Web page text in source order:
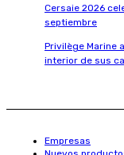
Cersaie 2026
septiembre
Privilège Marine
interior de sus
Empresas